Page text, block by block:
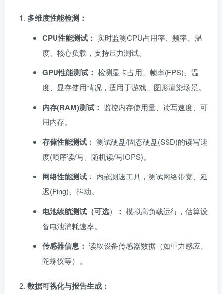
多维度性能检测：​
CPU性能测试：​ 实时监测CPU占用率、频率、温
度、核心负载，支持压力测试。
GPU性能测试：​ 检测显卡占用、帧率(FPS)、温
度、显存使用情况，适用于游戏、图形渲染场景。
内存(RAM)测试：​ 监控内存使用量、读写速度、可
用内存。
存储性能测试：​ 测试硬盘/固态硬盘(SSD)的读写速
度(顺序读/写、随机读/写IOPS)。
网络性能测试：​ 内嵌测速工具，测试网络带宽、延
迟(Ping)、抖动。
电池续航测试（可选）：​ 模拟高负载运行，估算设
备电池消耗速率。
传感器信息：​ 读取设备传感器数据（如重力感应、
陀螺仪等）。
数据可视化与报告生成：​